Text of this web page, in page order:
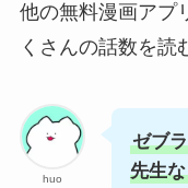
他の無料漫画アプ
くさんの話数を読
huo
ゼブ
先生